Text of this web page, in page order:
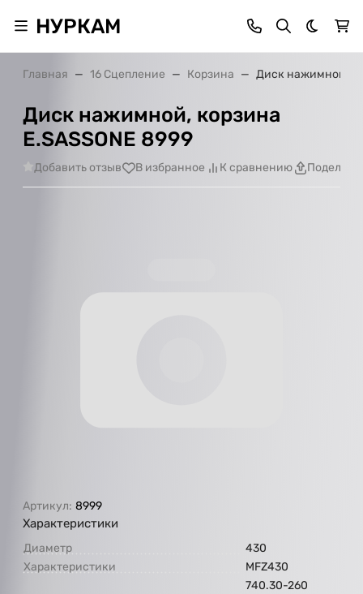
НУРКАМ Темная
Главная 16 Сцепление Корзина Диск нажимной,
Диск нажимной, корзина
E.SASSONE 8999
Добавить отзыв В избранное К сравнению
Артикул: 8999
Характеристики
Диаметр
430
Характеристики
MFZ430
740.30-260